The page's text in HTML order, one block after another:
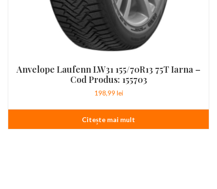
Anvelope Laufenn LW31 155/70R13 75T Iarna –
Cod Produs: 155703
198,99 lei
Citește mai mult